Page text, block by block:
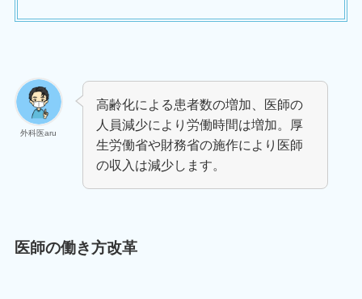
外科医aru
高齢化による患者数の増加、医師の
人員減少により労働時間は増加。厚
生労働省や財務省の施作により医師
の収入は減少します。
医師の働き方改革